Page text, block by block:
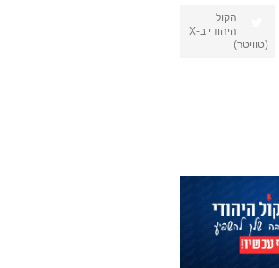
הקול
היהודי ב-X
(טוויטר)